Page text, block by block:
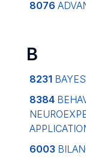
8076
B
8231
8384
6003